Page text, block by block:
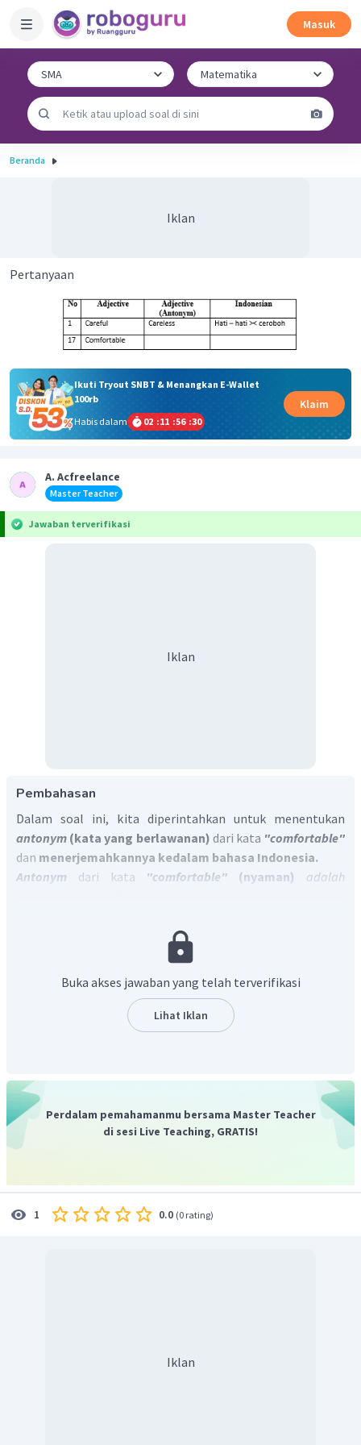
Masuk
Beranda
Iklan
Pertanyaan
Ikuti Tryout SNBT & Menangkan E-Wallet
100rb
Habis dalam
02 :11 :56 :30
Klaim
A. Acfreelance
Master Teacher
Jawaban terverifikasi
Iklan
Pembahasan
Dalam soal ini, kita diperintahkan untuk menentukan
antonym (kata yang berlawanan) dari kata "comfortable"
dan menerjemahkannya kedalam bahasa Indonesia.
Antonym
dari kata "comfortable" (nyaman)
adalah
Buka akses jawaban yang telah terverifikasi
Lihat Iklan
Perdalam pemahamanmu bersama Master Teacher
di sesi Live Teaching, GRATIS!
1 0.0 (0 rating)
Iklan